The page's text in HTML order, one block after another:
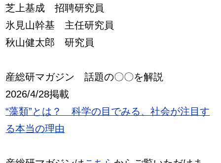
芝上基成 招聘研究員
氷見山幹基 主任研究員
秋山健太郎 研究員
産総研マガジン 話題の〇〇を解説
2026/4/28掲載
“藻類”とは？ 科学の目でみる、社会が注目す
る本当の理由